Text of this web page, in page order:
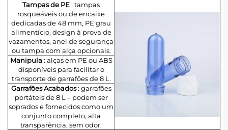
Tampas de PE: tampas
rosqueáveis ou de encaixe
dedicadas de 48 mm, PE grau
alimentício, design à prova de
vazamentos, anel de segurança
ou tampa com alça opcionais.
Manipula : alças em PE ou ABS
disponíveis para facilitar o
transporte de garrafões de 8 L.
Garrafões Acabados: garrafões
portáteis de 8 L – podem ser
soprados e fornecidos como um
conjunto completo, alta
transparência, sem odor.